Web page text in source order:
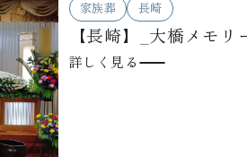
家族葬 長崎
【長崎】_大橋メモリ
詳しく見る